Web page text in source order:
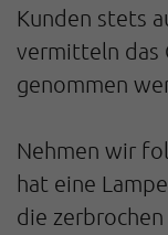
Kunden stets
vermitteln das
genommen
Nehmen wir
hat eine
die